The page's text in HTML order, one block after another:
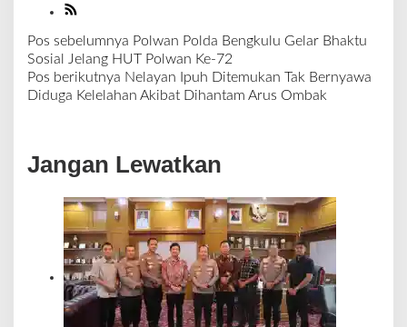
N
a
v
a
s
Pos sebelumnya Polwan Polda Bengkulu Gelar Bhaktu
Sosial Jelang HUT Polwan Ke-72
Pos berikutnya Nelayan Ipuh Ditemukan Tak Bernyawa
Diduga Kelelahan Akibat Dihantam Arus Ombak
Jangan Lewatkan